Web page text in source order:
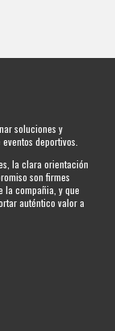
soluciones y
deportivos.
la clara orientación
son firmes
la compañia, y que
auténtico valor a